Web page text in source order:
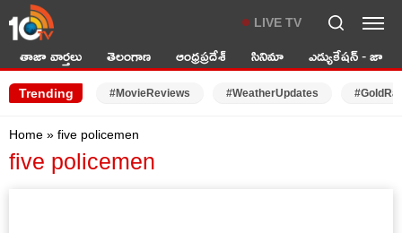
LIVE TV
తాజా వార్తలు తెలంగాణ ఆంధ్రప్రదేశ్ సినిమా ఎడ్యుకేషన్ - జాబ్స్
Trending #MovieReviews #WeatherUpdates
Home » five policemen
five policemen